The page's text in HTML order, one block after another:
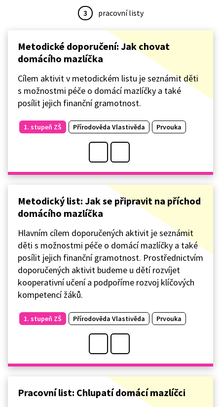
3 pracovní listy
Metodické doporučení: Jak chovat
domácího mazlíčka
Cílem aktivit v metodickém listu je seznámit děti
s možnostmi péče o domácí mazlíčky a také
posílit jejich finanční gramotnost.
1. stupeň ZŠ Přírodověda Vlastivěda Prvouka
Metodický list: Jak se připravit na příchod
domácího mazlíčka
Hlavním cílem doporučených aktivit je seznámit
děti s možnostmi péče o domácí mazlíčky a také
posílit jejich finanční gramotnost. Prostřednictvím
doporučených aktivit budeme u dětí rozvíjet
kooperativní učení a podpoříme rozvoj klíčových
kompetencí žáků.
1. stupeň ZŠ Přírodověda Vlastivěda Prvouka
Pracovní list: Chlupatí domácí mazlíčci